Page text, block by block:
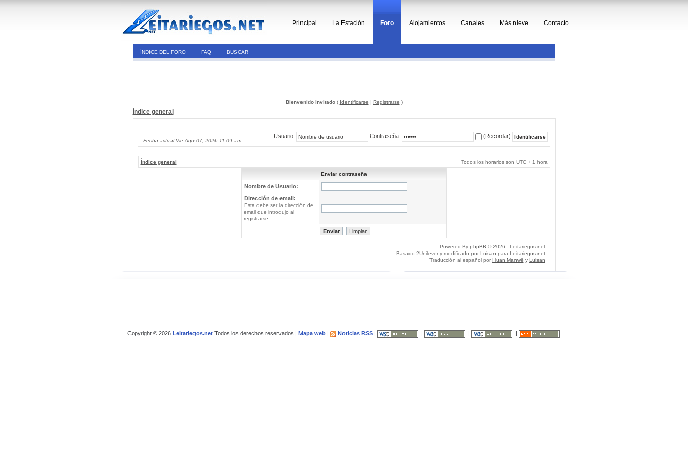
Principal La Estación Foro Alojamientos Canales Más nieve Contacto
ÍNDICE DEL FORO FAQ BUSCAR
Bienvenido Invitado( Identificarse | Registrarse )
Índice general
Fecha actual Vie Ago 07, 2026 11:09 am
Usuario: Contraseña: (Recordar)
Índice general Todos los horarios son UTC + 1 hora
Enviar contraseña
Nombre de Usuario:
Dirección de email:
Esta debe ser la dirección de
email que introdujo al
registrarse.
Powered By phpBB © 2026 - Leitariegos.net
Basado 2Unilever y modificado por Luisan para Leitariegos.net
Traducción al español por Huan Manwë y Luisan
Copyright © 2026 Leitariegos.netTodos los derechos reservados | Mapa web| Noticias RSS|